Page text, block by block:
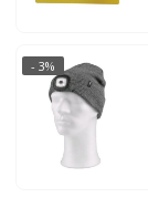
- 3%